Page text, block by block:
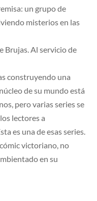
un grupo de
misterios en las
Brujas. Al servicio de
construyendo una
de su mundo está
pero varias series se
lectores a
es una de esas series.
victoriano, no
en su